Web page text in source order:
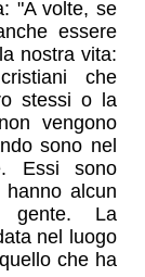
"A volte, se
essere
nostra vita:
che
stessi o la
vengono
sono nel
Essi sono
alcun
gente. La
nel luogo
che ha